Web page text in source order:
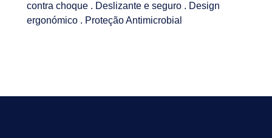
contra choque . Deslizante e seguro . Design
ergonómico . Proteção Antimicrobial